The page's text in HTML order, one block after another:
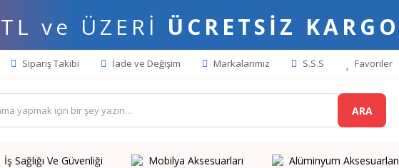
ve ÜZERİ ÜCRETSİZ KARGO
Sipariş Takibi İade ve Değişim Markalarımız S.S.S Favoriler
ARA
İş Sağlığı Ve Güvenliği Mobilya Aksesuarları Alüminyum Aksesuarları